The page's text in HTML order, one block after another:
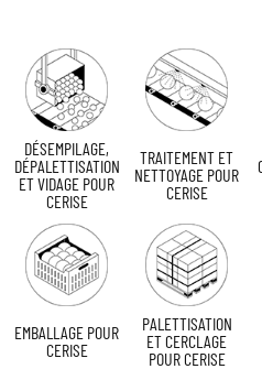
DÉSEMPILAGE,
DÉPALETTISATION
ET VIDAGE POUR
CERISE
TRAITEMENT ET
NETTOYAGE POUR
CERISE
EMBALLAGE POUR
CERISE
PALETTISATION
ET CERCLAGE
POUR CERISE